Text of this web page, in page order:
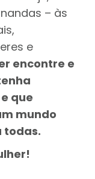
– às
e
encontre e
que
mundo
todas.